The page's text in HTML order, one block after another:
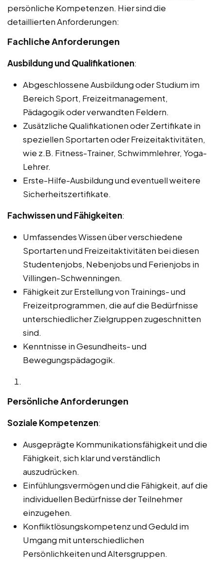
persönliche Kompetenzen. Hier sind die
detaillierten Anforderungen:
Fachliche Anforderungen
Ausbildung und Qualifikationen:
Abgeschlossene Ausbildung oder Studium im
Bereich Sport, Freizeitmanagement,
Pädagogik oder verwandten Feldern.
Zusätzliche Qualifikationen oder Zertifikate in
speziellen Sportarten oder Freizeitaktivitäten,
wie z.B. Fitness-Trainer, Schwimmlehrer, Yoga-
Lehrer.
Erste-Hilfe-Ausbildung und eventuell weitere
Sicherheitszertifikate.
Fachwissen und Fähigkeiten:
Umfassendes Wissen über verschiedene
Sportarten und Freizeitaktivitäten bei diesen
Studentenjobs, Nebenjobs und Ferienjobs in
Villingen-Schwenningen.
Fähigkeit zur Erstellung von Trainings- und
Freizeitprogrammen, die auf die Bedürfnisse
unterschiedlicher Zielgruppen zugeschnitten
sind.
Kenntnisse in Gesundheits- und
Bewegungspädagogik.
Persönliche Anforderungen
Soziale Kompetenzen:
Ausgeprägte Kommunikationsfähigkeit und die
Fähigkeit, sich klar und verständlich
auszudrücken.
Einfühlungsvermögen und die Fähigkeit, auf die
individuellen Bedürfnisse der Teilnehmer
einzugehen.
Konfliktlösungskompetenz und Geduld im
Umgang mit unterschiedlichen
Persönlichkeiten und Altersgruppen.